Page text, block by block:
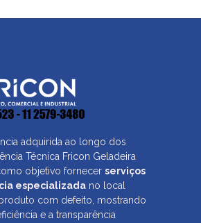
adquirida ao longo dos
Técnica Fricon Geladeira
objetivo fornecer serviços
especializada no local
com defeito, mostrando
e a transparência